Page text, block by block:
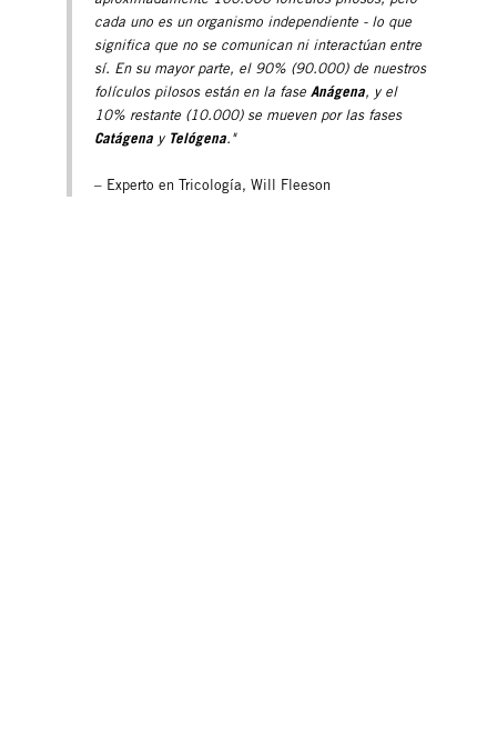
cada uno es un organismo independiente - lo que
significa que no se comunican ni interactúan entre
sí. En su mayor parte, el 90% (90.000) de nuestros
folículos pilosos están en la fase Anágena, y el
10% restante (10.000) se mueven por las fases
Catágenay Telógena."
– Experto en Tricología, Will Fleeson